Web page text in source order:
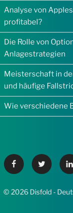
Analyse von
profitabel?
Die Rolle von
Anlagestrategien
Meisterschaft in
und häufige
Wie verschiedene
FacebookTwitter
© 2026 Disfold -